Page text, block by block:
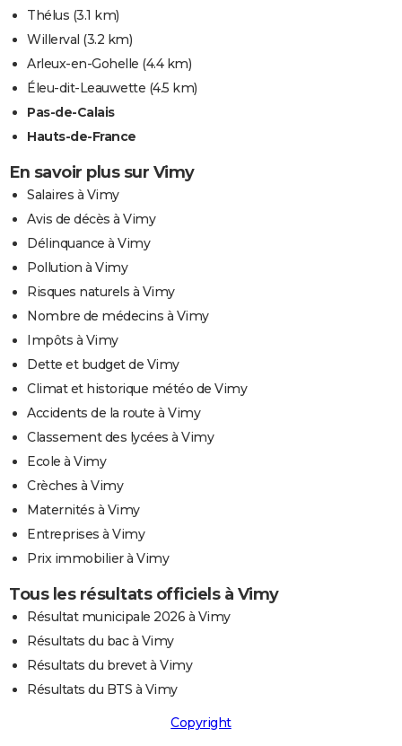
Thélus (3.1 km)
Willerval (3.2 km)
Arleux-en-Gohelle (4.4 km)
Éleu-dit-Leauwette (4.5 km)
Pas-de-Calais
Hauts-de-France
En savoir plus sur Vimy
Salaires à Vimy
Avis de décès à Vimy
Délinquance à Vimy
Pollution à Vimy
Risques naturels à Vimy
Nombre de médecins à Vimy
Impôts à Vimy
Dette et budget de Vimy
Climat et historique météo de Vimy
Accidents de la route à Vimy
Classement des lycées à Vimy
Ecole à Vimy
Crèches à Vimy
Maternités à Vimy
Entreprises à Vimy
Prix immobilier à Vimy
Tous les résultats officiels à Vimy
Résultat municipale 2026 à Vimy
Résultats du bac à Vimy
Résultats du brevet à Vimy
Résultats du BTS à Vimy
Copyright